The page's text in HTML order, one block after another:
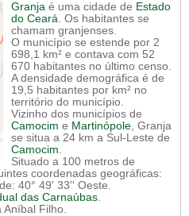
Granja é uma cidade de Estado
do Ceará. Os habitantes se
chamam granjenses.
O município se estende por 2
698,1 km² e contava com 52
670 habitantes no último censo.
A densidade demográfica é de
19,5 habitantes por km² no
território do município.
Vizinho dos municípios de
Camocim e Martinópole, Granja
se situa a 24 km a Sul-Leste de
Camocim.
Situado a 100 metros de
coordenadas geográficas:
40° 49' 33'' Oeste.
das Carnaúbas.
Aníbal Filho.